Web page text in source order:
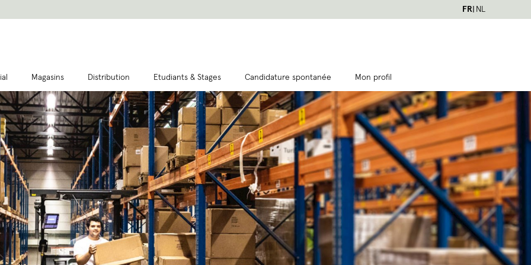
FR NL
Magasins Distribution Etudiants & Stages Candidature spontanée Mon profil